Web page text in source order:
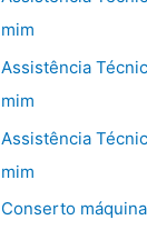
mim
Assistência
mim
Assistência
mim
Conserto